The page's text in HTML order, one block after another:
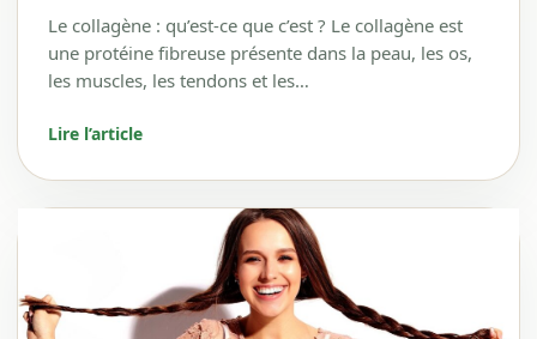
Le collagène : qu’est-ce que c’est ? Le collagène est
une protéine fibreuse présente dans la peau, les os,
les muscles, les tendons et les…
Lire l’article